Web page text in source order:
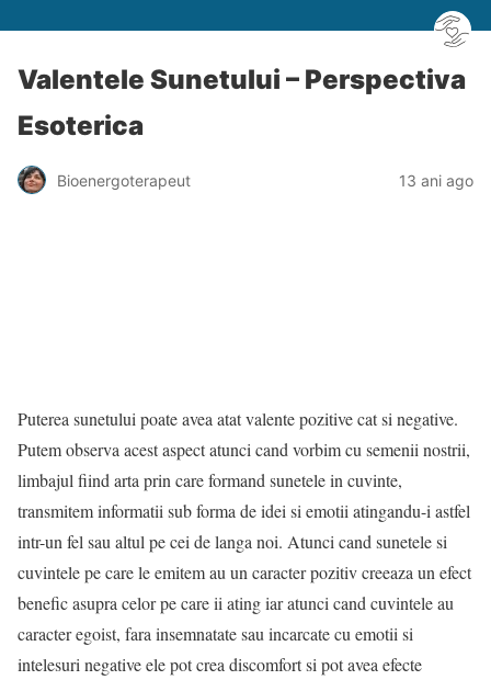
Valentele Sunetului – Perspectiva
Esoterica
Bioenergoterapeut 13 ani ago
Puterea sunetului poate avea atat valente pozitive cat si negative.
Putem observa acest aspect atunci cand vorbim cu semenii nostrii,
limbajul fiind arta prin care formand sunetele in cuvinte,
transmitem informatii sub forma de idei si emotii atingandu-i astfel
intr-un fel sau altul pe cei de langa noi. Atunci cand sunetele si
cuvintele pe care le emitem au un caracter pozitiv creeaza un efect
benefic asupra celor pe care ii ating iar atunci cand cuvintele au
caracter egoist, fara insemnatate sau incarcate cu emotii si
intelesuri negative ele pot crea discomfort si pot avea efecte